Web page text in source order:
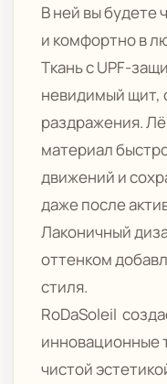
В ней вы будете
и комфортно в
Ткань с UPF-
невидимый щит,
раздражения.
материал
движений и
даже после
Лаконичный
оттенком
стиля.
RoDaSoleil
инновационные
чистой